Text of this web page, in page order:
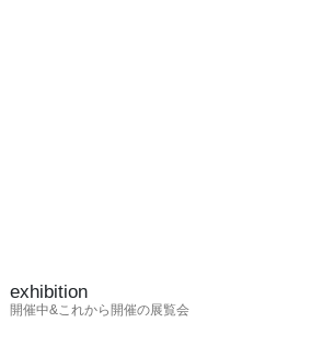
exhibition
開催中&これから開催の展覧会